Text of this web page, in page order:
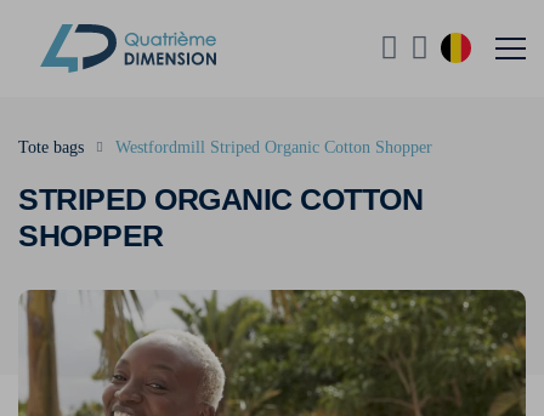
STRIPED ORGANIC COTTON
SHOPPER
Tote bags Westfordmill Striped Organic Cotton Shopper